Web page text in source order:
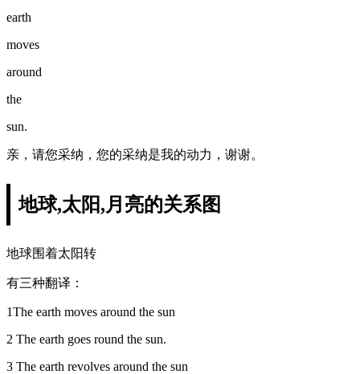
earth
moves
around
the
sun.
亲，请您采纳，您的采纳是我的动力，谢谢。
地球,太阳,月亮的关系图
地球围着太阳转
有三种翻译：
1The earth moves around the sun
2 The earth goes round the sun.
3 The earth revolves around the sun